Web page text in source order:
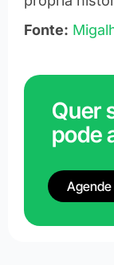
Fonte:
Quer
pode
Agende